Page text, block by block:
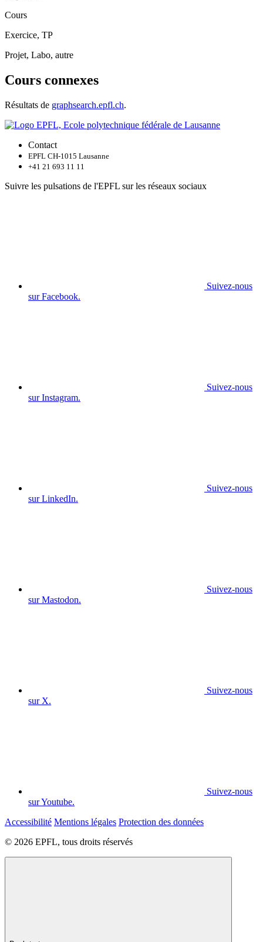
Cours
Exercice, TP
Projet, Labo, autre
Cours connexes
Résultats de graphsearch.epfl.ch.
Contact
EPFL CH-1015 Lausanne
+41 21 693 11 11
Suivre les pulsations de l'EPFL sur les réseaux sociaux
Suivez-nous
sur Facebook.
Suivez-nous
sur Instagram.
Suivez-nous
sur LinkedIn.
Suivez-nous
sur Mastodon.
Suivez-nous
sur X.
Suivez-nous
sur Youtube.
Accessibilité Mentions légales Protection des données
© 2026 EPFL, tous droits réservés